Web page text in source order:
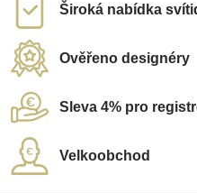
Široká nabídka
Ověřeno designéry
Sleva 4% pro
Velkoobchod